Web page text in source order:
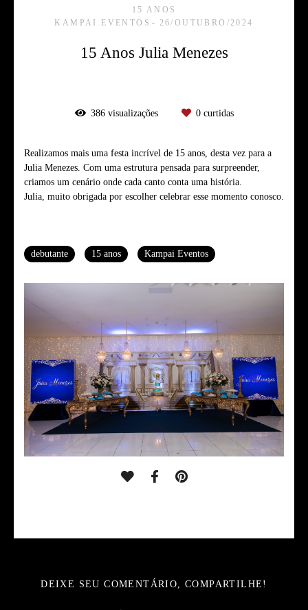
15 ANOS
KAMPAI EVENTOS
26/OUTUBRO/2024
15 Anos Julia Menezes
386visualizações 0curtidas
Realizamos mais uma festa incrível de 15 anos, desta vez para a
Julia Menezes. Com uma estrutura pensada para surpreender,
criamos um cenário onde cada canto conta uma história.
Julia, muito obrigada por escolher celebrar esse momento conosco.
debutante 15 anos Kampai Eventos
DEIXE SEU COMENTÁRIO, COMPARTILHE!